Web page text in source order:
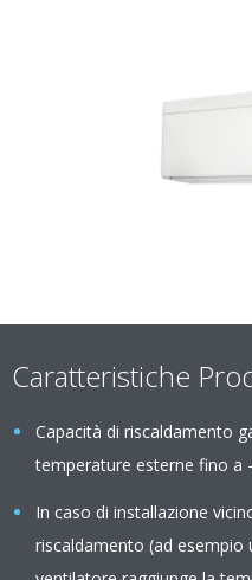
Caratteristiche
Capacità di riscaldamento
temperature esterne fino a
In caso di installazione
riscaldamento (ad